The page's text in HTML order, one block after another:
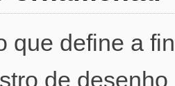
que define a
de